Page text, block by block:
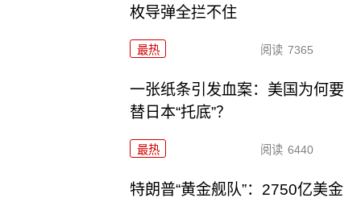
枚导弹全拦不住
最热 阅读 7365
一张纸条引发血案：美国为何要
替日本“托底”？
最热 阅读 6440
特朗普“黄金舰队”：2750亿美金